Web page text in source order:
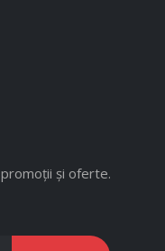
și oferte.